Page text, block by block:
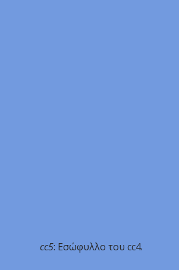
cc5: Εσώφυλλο του cc4.